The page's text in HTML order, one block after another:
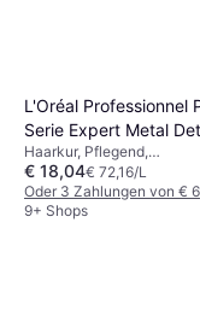
L'Oréal Professionnel
Serie Expert Metal
Anti-Deposit Protector
250ml
Haarkur, Pflegend,
Weichmachend, Glanz,
Parfümfrei
€ 18,04€ 72,16/L
Oder 3 Zahlungen von €
9+ Shops